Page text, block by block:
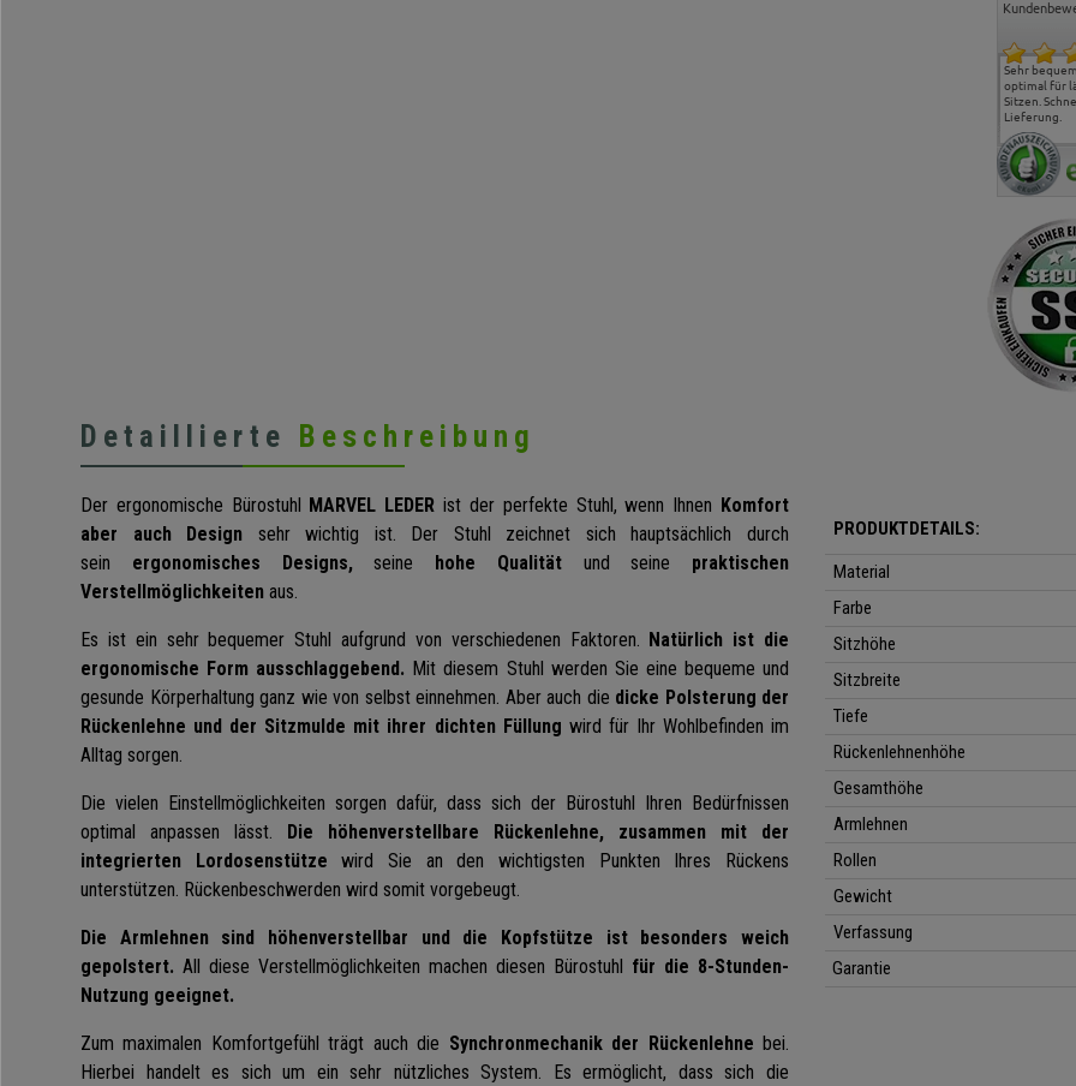
Sehr
optimal für
Sitzen.
Lieferung.
Detaillierte Beschreibung
Der ergonomische Bürostuhl MARVEL LEDER ist der perfekte Stuhl, wenn Ihnen Komfort
aber auch Design sehr wichtig ist. Der Stuhl zeichnet sich hauptsächlich durch
sein ergonomisches Designs,seine hohe Qualität und seine praktischen
Verstellmöglichkeiten aus.
Es ist ein sehr bequemer Stuhl aufgrund von verschiedenen Faktoren. Natürlich ist die
ergonomische Form ausschlaggebend. Mit diesem Stuhl werden Sie eine bequeme und
gesunde Körperhaltung ganz wie von selbst einnehmen. Aber auch die dicke Polsterung der
Rückenlehne und der Sitzmulde mit ihrer dichten Füllung wird für Ihr Wohlbefinden im
Alltag sorgen.
Die vielen Einstellmöglichkeiten sorgen dafür, dass sich der Bürostuhl Ihren Bedürfnissen
optimal anpassen lässt. Die höhenverstellbare Rückenlehne, zusammen mit der
integrierten Lordosenstütze wird Sie an den wichtigsten Punkten Ihres Rückens
unterstützen. Rückenbeschwerden wird somit vorgebeugt.
Die Armlehnen sind höhenverstellbar und die Kopfstütze ist besonders weich
gepolstert. All diese Verstellmöglichkeiten machen diesen Bürostuhl für die 8-Stunden-
Nutzung geeignet.
Zum maximalen Komfortgefühl trägt auch die Synchronmechanik der Rückenlehne bei.
Hierbei handelt es sich um ein sehr nützliches System. Es ermöglicht, dass sich die
PRODUKTDETAILS:
Material
Farbe
Sitzhöhe
Sitzbreite
Tiefe
Rückenlehnenhöhe
Gesamthöhe
Armlehnen
Rollen
Gewicht
Verfassung
Garantie